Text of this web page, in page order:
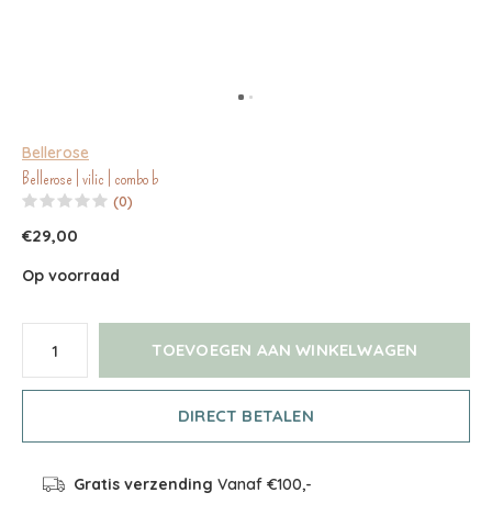
Bellerose
Bellerose | vilic | combo b
(0)
€29,00
Op voorraad
TOEVOEGEN AAN WINKELWAGEN
DIRECT BETALEN
Gratis verzending Vanaf €100,-